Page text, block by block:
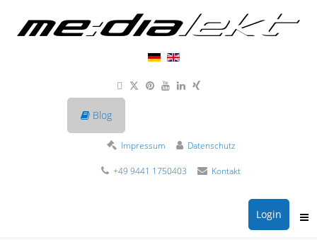
Blog
Impressum Datenschutz
+49 9441 1750403 Kontakt
Login